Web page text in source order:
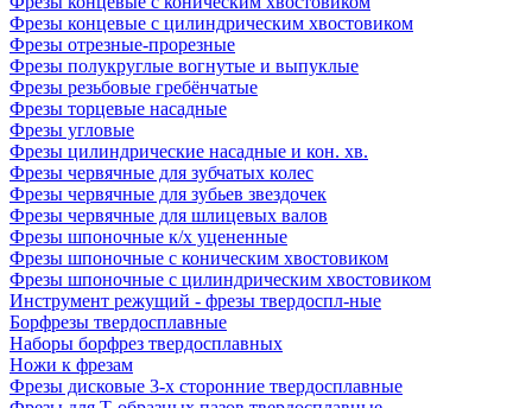
Фрезы концевые с цилиндрическим хвостовиком
Фрезы отрезные-прорезные
Фрезы полукруглые вогнутые и выпуклые
Фрезы резьбовые гребёнчатые
Фрезы торцевые насадные
Фрезы угловые
Фрезы цилиндрические насадные и кон. хв.
Фрезы червячные для зубчатых колес
Фрезы червячные для зубьев звездочек
Фрезы червячные для шлицевых валов
Фрезы шпоночные к/х уцененные
Фрезы шпоночные с коническим хвостовиком
Фрезы шпоночные с цилиндрическим хвостовиком
Инструмент режущий - фрезы твердоспл-ные
Борфрезы твердосплавные
Наборы борфрез твердосплавных
Ножи к фрезам
Фрезы дисковые 3-х сторонние твердосплавные